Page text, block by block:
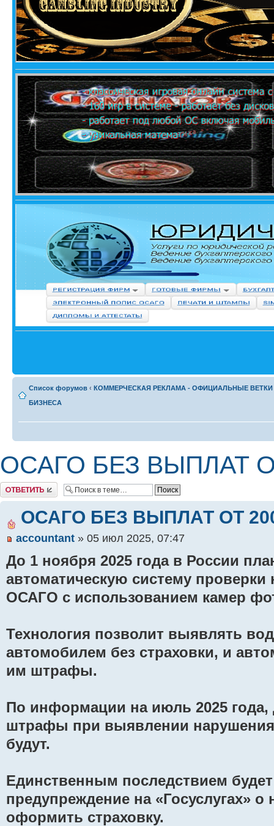
Список форумов ‹ КОММЕРЧЕСКАЯ РЕКЛАМА - ОФИЦИАЛЬНЫЕ
БИЗНЕСА
ОСАГО БЕЗ ВЫПЛАТ
Комментировать
ОСАГО БЕЗ ВЫПЛАТ ОТ
accountant » 05 июл 2025, 07:47
До 1 ноября 2025 года в России
автоматическую систему проверки
ОСАГО с использованием камер
Технология позволит выявлять
автомобилем без страховки, и
им штрафы.
По информации на июль 2025 года,
штрафы при выявлении
будут.
Единственным последствием
предупреждение на «Госуслугах» о
оформить страховку.